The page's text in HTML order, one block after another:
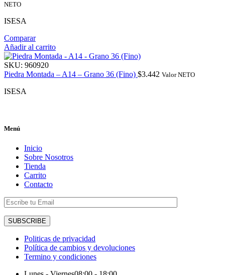
NETO
ISESA
Comparar
Añadir al carrito
SKU: 960920
Piedra Montada – A14 – Grano 36 (Fino) $3.442 Valor NETO
ISESA
Menú
Inicio
Sobre Nosotros
Tienda
Carrito
Contacto
Politicas de privacidad
Política de cambios y devoluciones
Termino y condiciones